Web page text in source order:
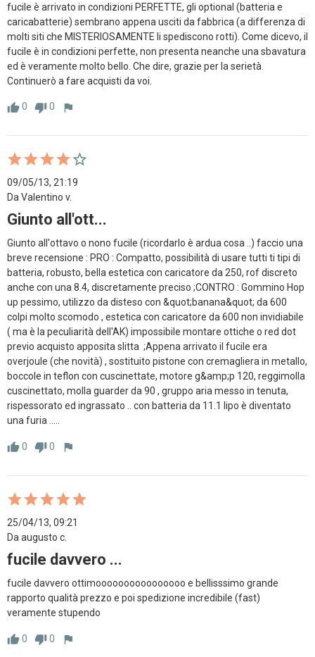
fucile è arrivato in condizioni PERFETTE, gli optional (batteria e
caricabatterie) sembrano appena usciti da fabbrica (a differenza di
molti siti che MISTERIOSAMENTE li spediscono rotti). Come dicevo, il
fucile è in condizioni perfette, non presenta neanche una sbavatura
ed è veramente molto bello. Che dire, grazie per la serietà.
Continuerò a fare acquisti da voi.
thumb_up0 thumb_down0 flag
09/05/13, 21:19
Da Valentino v.
Giunto all'ott...
Giunto all'ottavo o nono fucile (ricordarlo è ardua cosa ..) faccio una
breve recensione : PRO : Compatto, possibilità di usare tutti ti tipi di
batteria, robusto, bella estetica con caricatore da 250, rof discreto
anche con una 8.4, discretamente preciso ;CONTRO : Gommino Hop
up pessimo, utilizzo da disteso con &quot;banana&quot; da 600
colpi molto scomodo , estetica con caricatore da 600 non invidiabile
( ma è la peculiarità dell'AK) impossibile montare ottiche o red dot
previo acquisto apposita slitta  ;Appena arrivato il fucile era
overjoule (che novità) , sostituito pistone con cremagliera in metallo,
boccole in teflon con cuscinettate, motore g&amp;p 120, reggimolla
cuscinettato, molla guarder da 90 , gruppo aria messo in tenuta,
rispessorato ed ingrassato .. con batteria da 11.1 lipo è diventato
una furia .....
thumb_up0 thumb_down0 flag
25/04/13, 09:21
Da augusto c.
fucile davvero ...
fucile davvero ottimoooooooooooooooo e bellisssimo grande
rapporto qualità prezzo e poi spedizione incredibile (fast)
veramente stupendo
thumb_up0 thumb_down0 flag